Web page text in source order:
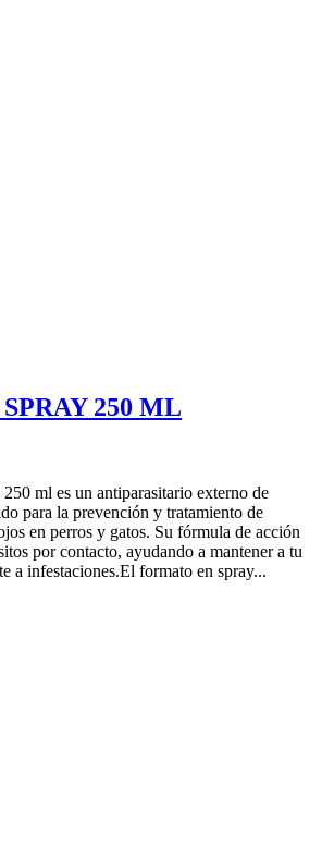
250 ML
ml es un antiparasitario externo de
para la prevención y tratamiento de
en perros y gatos. Su fórmula de acción
por contacto, ayudando a mantener a tu
a infestaciones.El formato en spray...